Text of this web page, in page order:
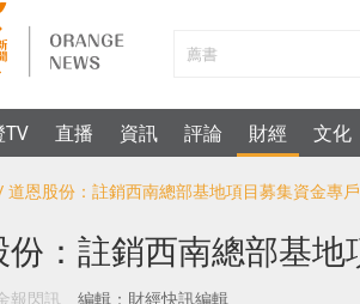
TV 直播 資訊 評論 財經 文化
道恩股份：註銷西南總部基地項目募集資金專戶
份：註銷西南總部基
報閃訊 編輯：財經快訊編輯